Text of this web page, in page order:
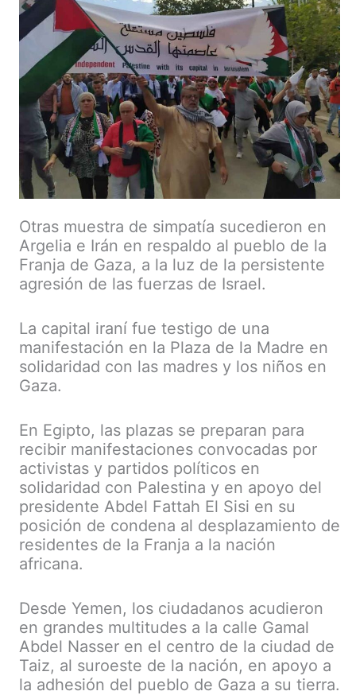
Otras muestra de simpatía sucedieron en
Argelia e Irán en respaldo al pueblo de la
Franja de Gaza, a la luz de la persistente
agresión de las fuerzas de Israel.
La capital iraní fue testigo de una
manifestación en la Plaza de la Madre en
solidaridad con las madres y los niños en
Gaza.
En Egipto, las plazas se preparan para
recibir manifestaciones convocadas por
activistas y partidos políticos en
solidaridad con Palestina y en apoyo del
presidente Abdel Fattah El Sisi en su
posición de condena al desplazamiento de
residentes de la Franja a la nación
africana.
Desde Yemen, los ciudadanos acudieron
en grandes multitudes a la calle Gamal
Abdel Nasser en el centro de la ciudad de
Taiz, al suroeste de la nación, en apoyo a
la adhesión del pueblo de Gaza a su tierra.